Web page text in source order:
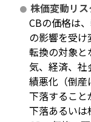
株価変動リス
CBの価格は
の影響を受け
転換の対象
気、経済、社
績悪化（倒産
下落すること
下落あるいは